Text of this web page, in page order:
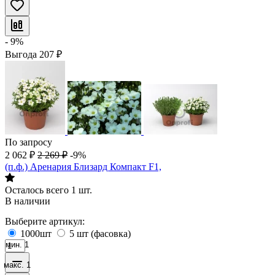
- 9%
Выгода 207 ₽
По запросу
2 062 ₽ 2 269 ₽ -9%
(п.ф.) Аренария Близард Компакт F1,
Осталось всего 1 шт.
В наличии
Выберите артикул:
1000шт
5 шт (фасовка)
мин. 1
макс. 1